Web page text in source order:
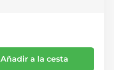
Añadir a la cesta